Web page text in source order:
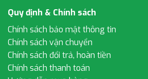
Quy định & Chính sách
Chính sách bảo mật thông tin
Chính sách vận chuyển
Chính sách đổi trả, hoàn tiền
Chính sách thanh toán